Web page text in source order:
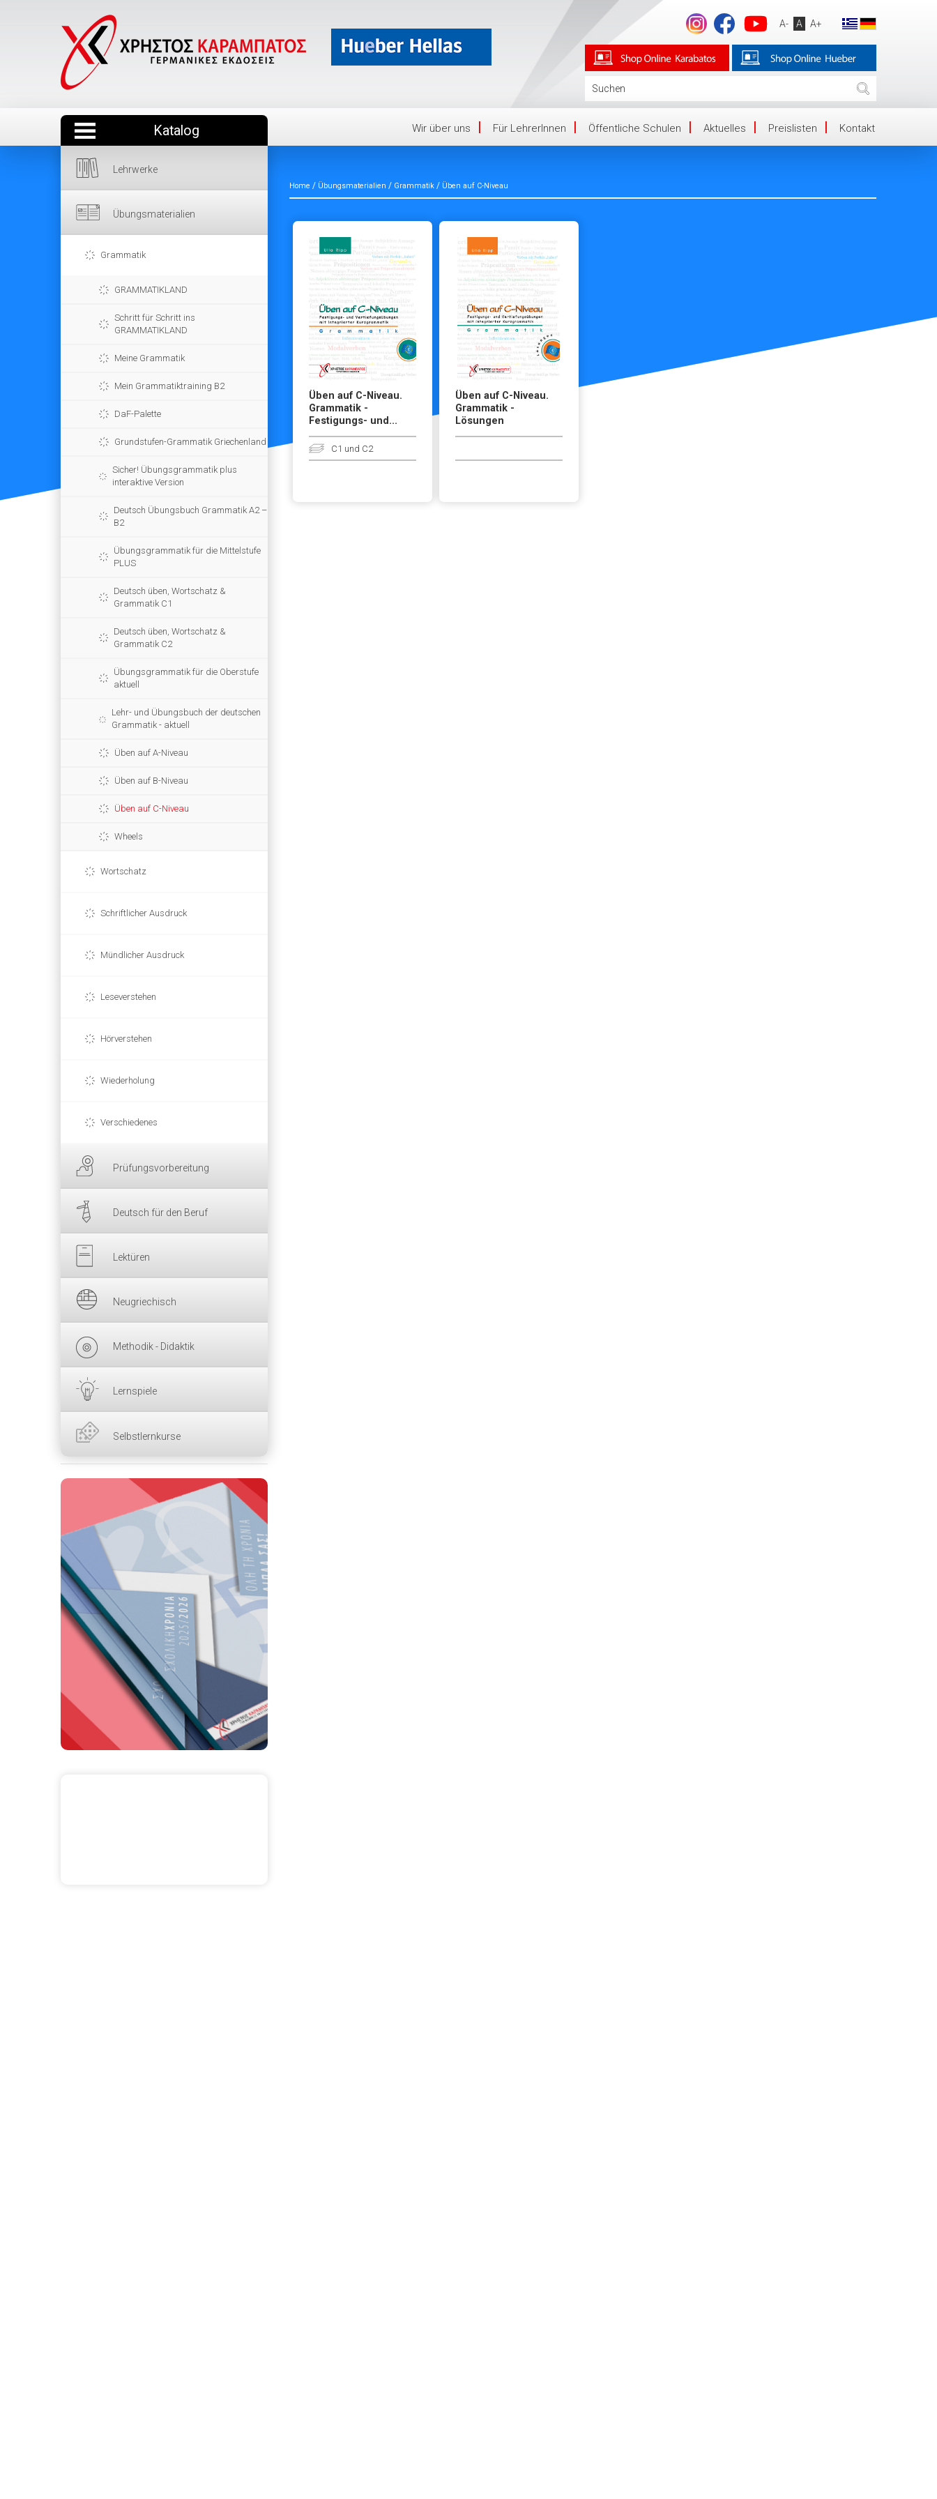
A- A A+
Katalog Wir über uns Für LehrerInnen Öffentliche Schulen Aktuelles Preislisten Kontakt
Lehrwerke
Übungsmaterialien
Grammatik
GRAMMATIKLAND
Schritt für Schritt ins
GRAMMATIKLAND
Meine Grammatik
Mein Grammatiktraining B2
DaF-Palette
Grundstufen-Grammatik Griechenland
Sicher! Übungsgrammatik plus
interaktive Version
Deutsch Übungsbuch Grammatik A2 –
B2
Übungsgrammatik für die Mittelstufe
PLUS
Deutsch üben, Wortschatz &
Grammatik C1
Deutsch üben, Wortschatz &
Grammatik C2
Übungsgrammatik für die Oberstufe
aktuell
Lehr- und Übungsbuch der deutschen
Grammatik - aktuell
Üben auf A-Niveau
Üben auf B-Niveau
Üben auf C-Niveau
Wheels
Wortschatz
Schriftlicher Ausdruck
Mündlicher Ausdruck
Leseverstehen
Hörverstehen
Wiederholung
Verschiedenes
Prüfungsvorbereitung
Deutsch für den Beruf
Lektüren
Neugriechisch
Methodik - Didaktik
Lernspiele
Selbstlernkurse
Home / Übungsmaterialien / Grammatik / Üben auf C-Niveau
Üben auf C-Niveau.
Grammatik -
Festigungs- und...
C1 und C2
Üben auf C-Niveau.
Grammatik -
Lösungen